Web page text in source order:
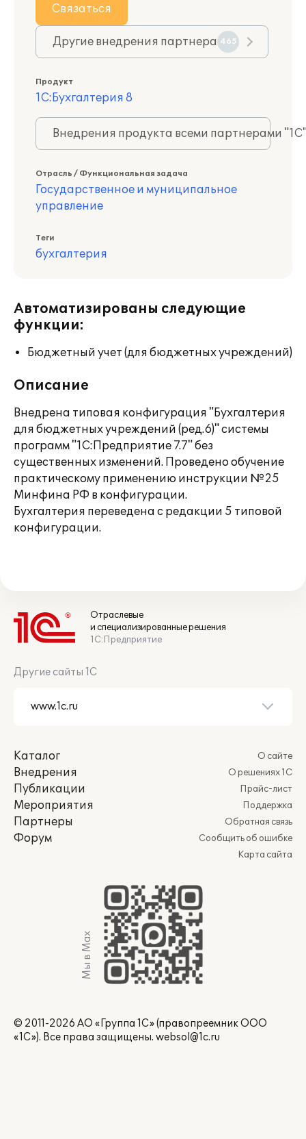
Связаться
Другие внедрения партнера 465
Продукт
1С:Бухгалтерия 8
Внедрения продукта всеми партнерами
Отрасль / Функциональная задача
Государственное и муниципальное
управление
Теги
бухгалтерия
Автоматизированы следующие
функции:
Бюджетный учет (для бюджетных учреждений)
Описание
Внедрена типовая конфигурация "Бухгалтерия
для бюджетных учреждений (ред.6)" системы
программ "1С:Предприятие 7.7" без
существенных изменений. Проведено обучение
практическому применению инструкции №25
Минфина РФ в конфигурации.
Бухгалтерия переведена с редакции 5 типовой
конфигурации.
Отраслевые
и специализированные решения
1С:Предприятие
Другие сайты 1С
Каталог
Внедрения
Публикации
Мероприятия
Партнеры
Форум
О сайте
О решениях 1С
Прайс-лист
Поддержка
Обратная связь
Сообщить об ошибке
Карта сайта
Мы в Max
© 2011-2026 АО «Группа 1С» (правопреемник ООО
«1С»). Все права защищены. websol@1c.ru